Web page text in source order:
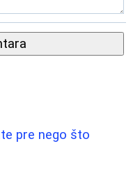
pre nego što